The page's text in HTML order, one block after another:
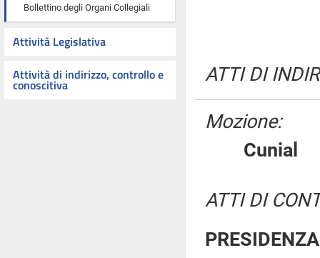
Bollettino degli Organi Collegiali
Attività Legislativa
Attività di indirizzo, controllo e
conoscitiva ATTI DI
Mozione:
ATTI DI